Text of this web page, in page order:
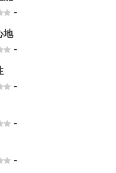
-
地
-
-
-
-